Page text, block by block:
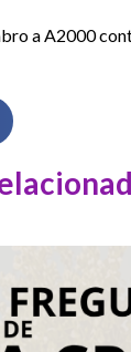
a A2000